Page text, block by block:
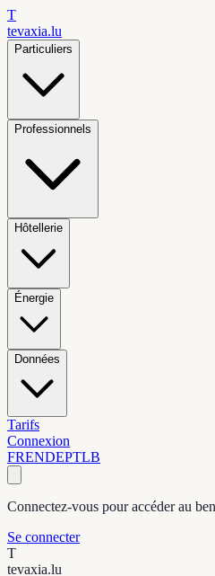
T
tevaxia.lu
Particuliers
Professionnels
Hôtellerie
Énergie
Données
Tarifs
Connexion
FRENDEPTLB
Connectez-vous pour accéder au
Se connecter
T
tevaxia.lu